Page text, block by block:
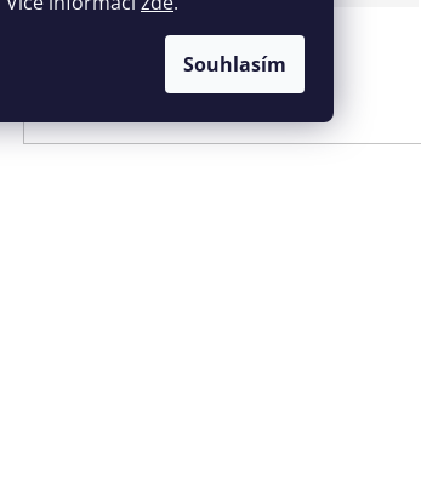
Souhlasím